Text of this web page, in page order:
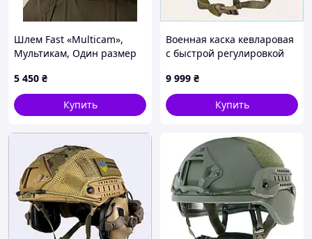
Шлем Fast «Multicam»,
Мультикам, Один размер
5 450 ₴
Купить
Военная каска кевларовая
с быстрой регулировкой
9 999 ₴
Купить